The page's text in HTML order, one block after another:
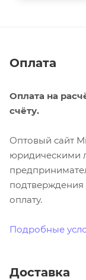
Оплата
Оплата на
счёту.
Оптовый сайт
юридическими
подтверждения
оплату.
Подробные
Доставка